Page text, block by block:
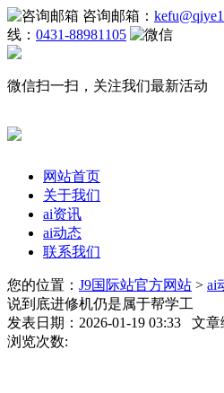
咨询邮箱：
线： 0431-88981105
微信扫一扫，关注我们最新活动
网站首页
关于我们
ai资讯
ai动态
联系我们
您的位置： J9国际站官方网站 > ai
说到底进修机仍是属于帮学工
发表日期：2026-01-19 03:33 文
浏览次数: